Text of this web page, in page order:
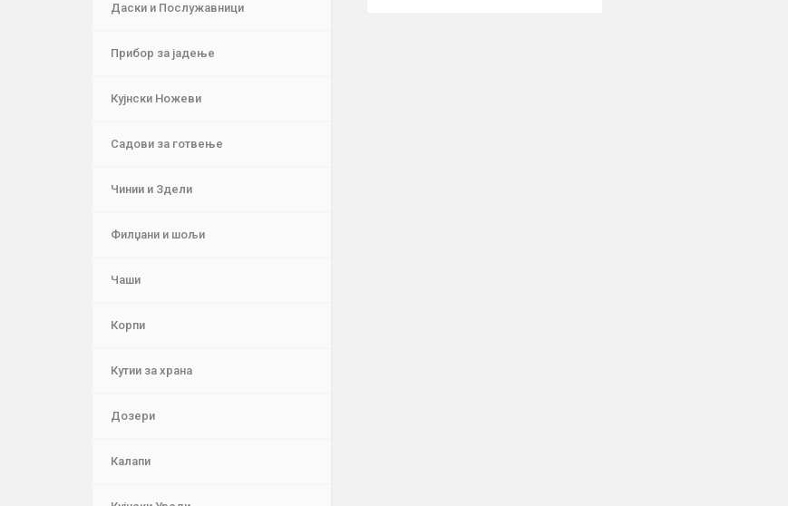
Даски и Послужавници
Прибор за јадење
Кујнски Ножеви
Садови за готвење
Чинии и Здели
Филџани и шољи
Чаши
Корпи
Кутии за храна
Дозери
Калапи